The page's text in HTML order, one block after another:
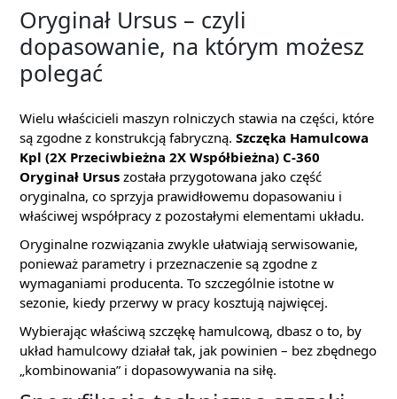
Oryginał Ursus – czyli
dopasowanie, na którym możesz
polegać
Wielu właścicieli maszyn rolniczych stawia na części, które
są zgodne z konstrukcją fabryczną. Szczęka Hamulcowa
Kpl (2X Przeciwbieżna 2X Współbieżna) C-360
Oryginał Ursus została przygotowana jako część
oryginalna, co sprzyja prawidłowemu dopasowaniu i
właściwej współpracy z pozostałymi elementami układu.
Oryginalne rozwiązania zwykle ułatwiają serwisowanie,
ponieważ parametry i przeznaczenie są zgodne z
wymaganiami producenta. To szczególnie istotne w
sezonie, kiedy przerwy w pracy kosztują najwięcej.
Wybierając właściwą szczękę hamulcową, dbasz o to, by
układ hamulcowy działał tak, jak powinien – bez zbędnego
„kombinowania” i dopasowywania na siłę.